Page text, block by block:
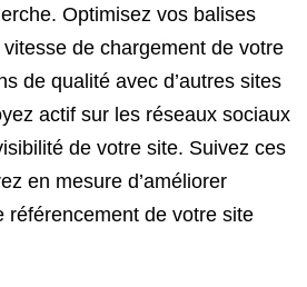
Optimisez vos balises
de chargement de votre
de qualité avec d’autres sites
actif sur les réseaux sociaux
de votre site. Suivez ces
en mesure d’améliorer
référencement de votre site